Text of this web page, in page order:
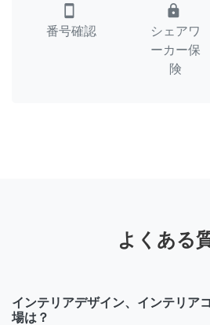
smartphone
番号確認
lock
シェアワ
ーカー保
険
よくある
インテリアデザイン、インテリア
場は？